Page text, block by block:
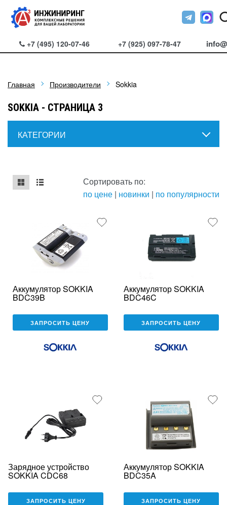
+7 (495) 120-07-46 +7 (925) 097-78-47
Главная Производители Sokkia
SOKKIA - СТРАНИЦА 3
КАТЕГОРИИ
mse2_chunk_default
mse2_chunk_alternate
Сортировать по:
по цене | новинки | по популярности
Аккумулятор SOKKIA
BDC39B
ЗАПРОСИТЬ ЦЕНУ
Аккумулятор SOKKIA
BDC46C
ЗАПРОСИТЬ ЦЕНУ
Зарядное устройство
SOKKIA CDC68
ЗАПРОСИТЬ ЦЕНУ
Аккумулятор SOKKIA
BDC35A
ЗАПРОСИТЬ ЦЕНУ